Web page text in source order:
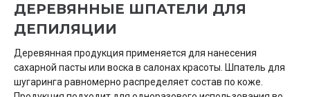
ДЕРЕВЯННЫЕ ШПАТЕЛИ ДЛЯ
ДЕПИЛЯЦИИ
Деревянная продукция применяется для нанесения
сахарной пасты или воска в салонах красоты. Шпатель для
шугаринга равномерно распределяет состав по коже.